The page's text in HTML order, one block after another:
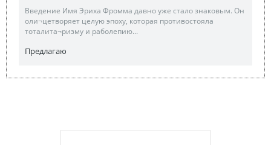
Введение Имя Эриха Фромма давно уже стало знаковым. Он
оли¬цетворяет целую эпоху, которая противостояла
тоталита¬ризму и раболепию...
Предлагаю